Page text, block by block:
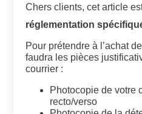
Chers clients, cet article
réglementation
Pour prétendre à l’achat
faudra les pièces
courrier :
Photocopie de votre
recto/verso